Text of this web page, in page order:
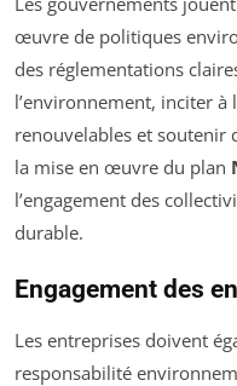
œuvre de politiques
des réglementations
l’environnement, inciter à
renouvelables et soutenir
la mise en œuvre du plan
l’engagement des
durable.
Engagement des
Les entreprises doivent
responsabilité